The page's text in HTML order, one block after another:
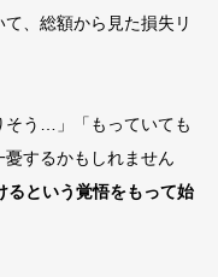
、総額から見た損失リ
そう…」「もっていても
するかもしれません
るという覚悟をもって始